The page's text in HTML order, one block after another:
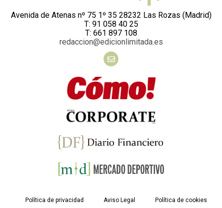
Avenida de Atenas nº 75 1º 35 28232 Las Rozas (Madrid)
T: 91 058 40 25
T: 661 897 108
redaccion@edicionlimitada.es
Política de privacidad Aviso Legal Política de cookies